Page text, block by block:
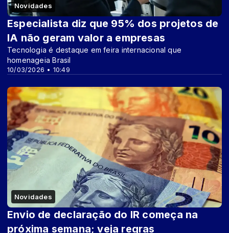
Novidades
10/03/2026 • 10:49
Especialista diz que 95% dos projetos de
IA não geram valor a empresas
Tecnologia é destaque em feira internacional que
homenageia Brasil
Novidades
Envio de declaração do IR começa na
próxima semana; veja regras